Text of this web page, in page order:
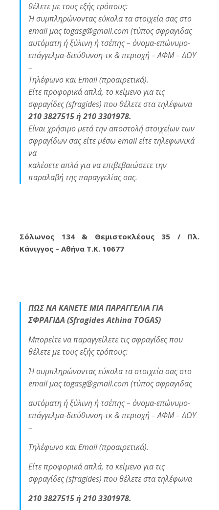
θέλετε με τους εξής τρόπους:
Ή συμπληρώνοντας εύκολα τα στοιχεία σας στο
email μας togasg@gmail.com (τύπος σφραγιδας
αυτόματη ή ξύλινη ή τσέπης – όνομα-επώνυμο-
επάγγελμα-διεύθυνση-τκ & περιοχή – ΑΦΜ – ΔΟΥ
–
Τηλέφωνο και Email (προαιρετικά).
Είτε προφορικά απλά, το κείμενο για τις
σφραγίδες (sfragides) που θέλετε στα τηλέφωνα
210 3827515 ή 210 3301978.
Είναι χρήσιμο μετά την αποστολή στοιχείων των
σφραγίδων σας είτε μέσω email είτε τηλεφωνικά
να
καλέσετε απλά για να επιβεβαιώσετε την
παραλαβή της παραγγελίας σας.
Σόλωνος 134 & Θεμιστοκλέους 35 / Πλ.
Κάνιγγος – Αθήνα Τ.Κ. 10677
ΠΩΣ ΝΑ ΚΑΝΕΤΕ ΜΙΑ ΠΑΡΑΓΓΕΛΙΑ ΓΙΑ
ΣΦΡΑΓΙΔΑ (Sfragides Athina TOGAS)
Μπορείτε να παραγγείλετε τις σφραγίδες που
θέλετε με τους εξής τρόπους:
Ή συμπληρώνοντας εύκολα τα στοιχεία σας στο
email μας togasg@gmail.com (τύπος σφραγιδας
αυτόματη ή ξύλινη ή τσέπης – όνομα-επώνυμο-
επάγγελμα-διεύθυνση-τκ & περιοχή – ΑΦΜ – ΔΟΥ
–
Τηλέφωνο και Email (προαιρετικά).
Είτε προφορικά απλά, το κείμενο για τις
σφραγίδες (sfragides) που θέλετε στα τηλέφωνα
210 3827515 ή 210 3301978.